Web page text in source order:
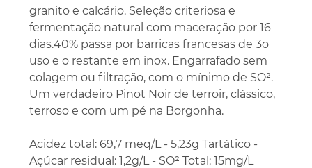
granito e calcário. Seleção criteriosa e
fermentação natural com maceração por 16
dias.40% passa por barricas francesas de 3o
uso e o restante em inox. Engarrafado sem
colagem ou filtração, com o mínimo de SO².
Um verdadeiro Pinot Noir de terroir, clássico,
terroso e com um pé na Borgonha.
Acidez total: 69,7 meq/L - 5,23g Tartático -
Açúcar residual: 1,2g/L - SO² Total: 15mg/L